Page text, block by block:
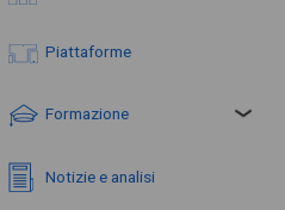
Piattaforme
Formazione
Notizie e analisi